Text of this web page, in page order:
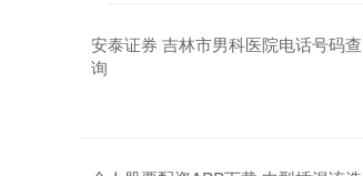
安泰证券 吉林市男科医院电话号码查
询